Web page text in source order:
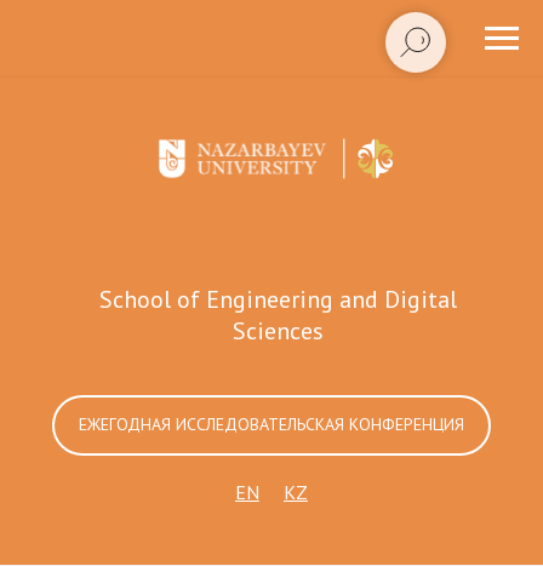
School of Engineering and Digital
Sciences
ЕЖЕГОДНАЯ ИССЛЕДОВАТЕЛЬСКАЯ КОНФЕРЕНЦИЯ
EN KZ